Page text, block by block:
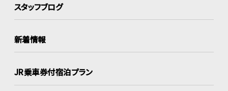
スタッフブログ
新着情報
JR乗車券付宿泊プラン